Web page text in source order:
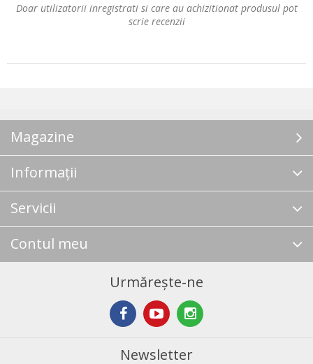
Doar utilizatorii inregistrati si care au achizitionat produsul pot
scrie recenzii
Magazine
Informații
Servicii
Contul meu
Urmărește-ne
Newsletter